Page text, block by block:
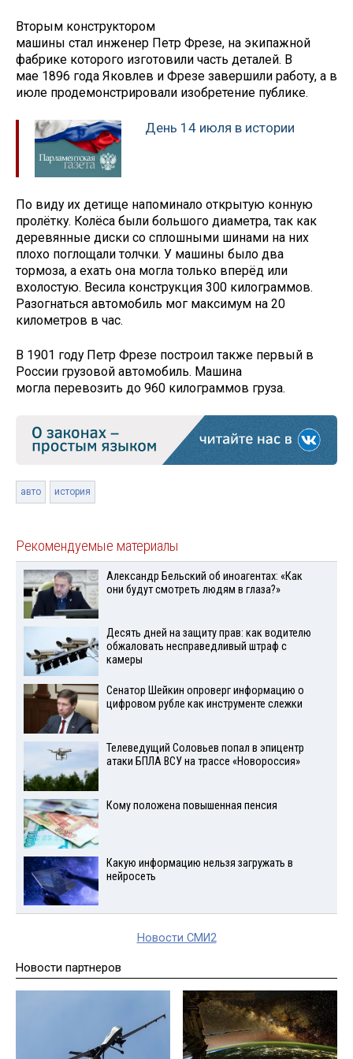
Вторым конструктором
машины стал инженер Петр Фрезе, на экипажной
фабрике которого изготовили часть деталей. В
мае 1896 года Яковлев и Фрезе завершили работу, а в
июле продемонстрировали изобретение публике.
День 14 июля в истории
По виду их детище напоминало открытую конную
пролётку. Колёса были большого диаметра, так как
деревянные диски со сплошными шинами на них
плохо поглощали толчки. У машины было два
тормоза, а ехать она могла только вперёд или
вхолостую. Весила конструкция 300 килограммов.
Разогнаться автомобиль мог максимум на 20
километров в час.
В 1901 году Петр Фрезе построил также первый в
России грузовой автомобиль. Машина
могла перевозить до 960 килограммов груза.
авто история
Рекомендуемые материалы
Александр Бельский об иноагентах: «Как
они будут смотреть людям в глаза?»
Десять дней на защиту прав: как водителю
обжаловать несправедливый штраф с
камеры
Сенатор Шейкин опроверг информацию о
цифровом рубле как инструменте слежки
Телеведущий Соловьев попал в эпицентр
атаки БПЛА ВСУ на трассе «Новороссия»
Кому положена повышенная пенсия
Какую информацию нельзя загружать в
нейросеть
Новости СМИ2
Новости партнеров